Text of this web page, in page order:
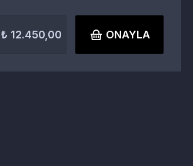
₺ 12.450,00 ONAYLA